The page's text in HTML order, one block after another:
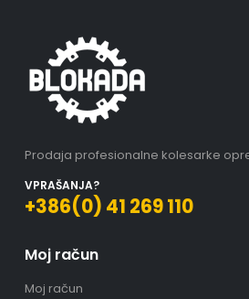
Prodaja profesionalne kolesarke
VPRAŠANJA?
+386(0) 41 269 110
Moj račun
Moj račun